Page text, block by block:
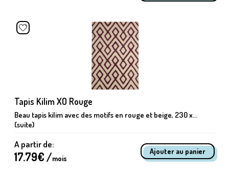
Tapis Kilim XO Rouge
Beau tapis kilim avec des motifs en rouge et beige, 230 x...
(suite)
A partir de:
17.79€ /mois